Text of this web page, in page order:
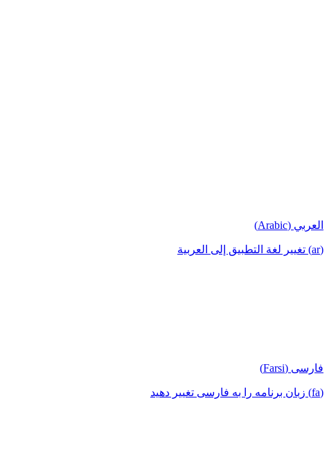
العربي (Arabic)
(ar) تغيير لغة التطبيق إلى العربية
فارسی (Farsi)
(fa) زبان برنامه را به فارسی تغییر دهید